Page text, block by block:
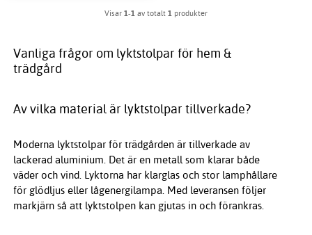
Visar 1-1 av totalt 1 produkter
Vanliga frågor om lyktstolpar för hem &
trädgård
Av vilka material är lyktstolpar tillverkade?
Moderna lyktstolpar för trädgården är tillverkade av
lackerad aluminium. Det är en metall som klarar både
väder och vind. Lyktorna har klarglas och stor lamphållare
för glödljus eller lågenergilampa. Med leveransen följer
markjärn så att lyktstolpen kan gjutas in och förankras.